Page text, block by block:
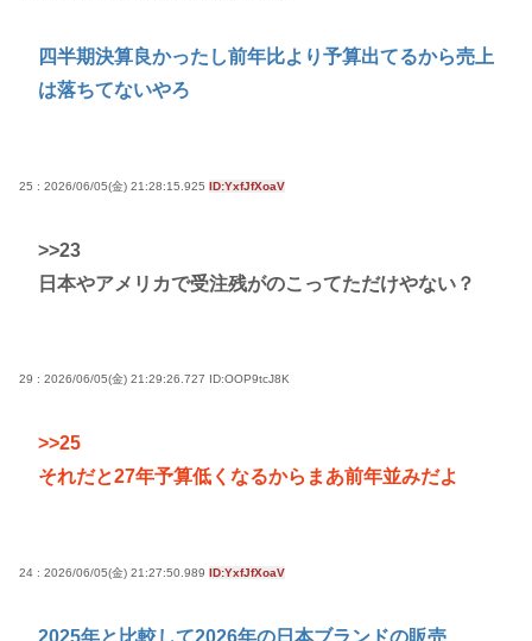
四半期決算良かったし前年比より予算出てるから売上
は落ちてないやろ
25 : 2026/06/05(金) 21:28:15.925 ID:YxfJfXoaV
>>23
日本やアメリカで受注残がのこってただけやない？
29 : 2026/06/05(金) 21:29:26.727 ID:OOP9tcJ8K
>>25
それだと27年予算低くなるからまあ前年並みだよ
24 : 2026/06/05(金) 21:27:50.989 ID:YxfJfXoaV
2025年と比較して2026年の日本ブランドの販売